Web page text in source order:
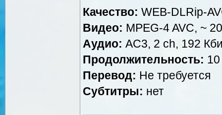
Качество: WEB-DLRip-
Видео: MPEG-4 AVC, ~
Аудио: AC3, 2 ch, 192
Продолжительность:
Перевод: Не требуется
Субтитры: нет